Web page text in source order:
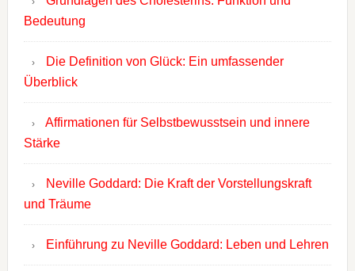
Bedeutung
Die Definition von Glück: Ein umfassender
Überblick
Affirmationen für Selbstbewusstsein und innere
Stärke
Neville Goddard: Die Kraft der Vorstellungskraft
und Träume
Einführung zu Neville Goddard: Leben und Lehren